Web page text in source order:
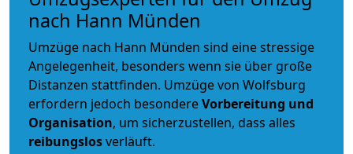
nach Hann Münden
Umzüge nach Hann Münden sind eine stressige
Angelegenheit, besonders wenn sie über große
Distanzen stattfinden. Umzüge von Wolfsburg
erfordern jedoch besondereVorbereitung und
Organisation, um sicherzustellen, dass alles
reibungslosverläuft.